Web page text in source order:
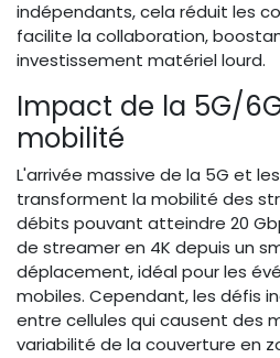
indépendants, cela réduit les
facilite la collaboration,
investissement matériel lourd.
Impact de la 5G/
mobilité
L'arrivée massive de la 5G et
transforment la mobilité des
débits pouvant atteindre 20
de streamer en 4K depuis un
déplacement, idéal pour les
mobiles. Cependant, les défis
entre cellules qui causent des
variabilité de la couverture en